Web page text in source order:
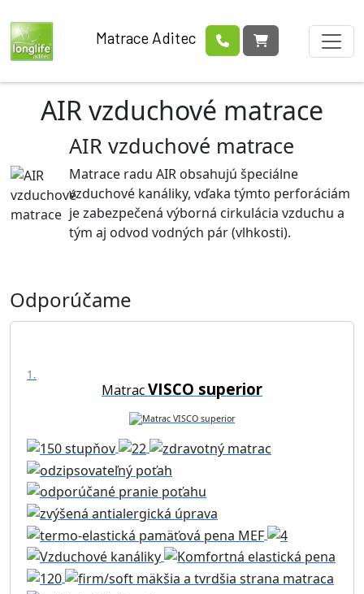
Matrace Aditec
AIR vzduchové matrace
AIR vzduchové matrace
Matrace radu AIR obsahujú špeciálne
vzduchové kanáliky, vďaka týmto perforáciám
je zabezpečená výborná cirkulácia vzduchu a
tým aj odvod vodných pár (vlhkosti).
Odporúčame
1.
MatracVISCO superior